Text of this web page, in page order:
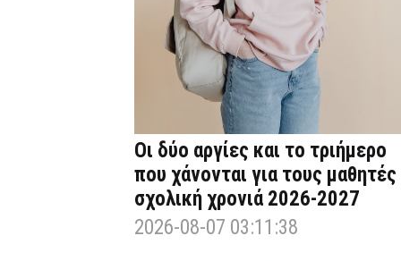
Οι δύο αργίες και το τριήμερο
που χάνονται για τους μαθητές
σχολική χρονιά 2026-2027
2026-08-07 03:11:38